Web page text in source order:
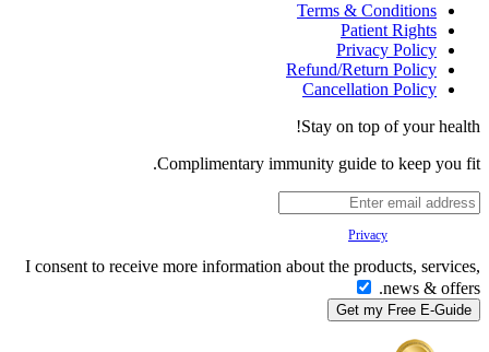
Terms & Conditions
Patient Rights
Privacy Policy
Refund/Return Policy
Cancellation Policy
Stay on top of your health!
Complimentary immunity guide to keep you fit.
Privacy
I consent to receive more information about the products, services,
news & offers.